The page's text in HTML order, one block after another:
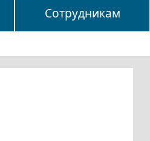
Сотрудникам